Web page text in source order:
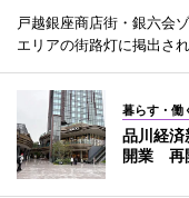
戸越銀座商店街・銀六会
エリアの街路灯に掲出され
暮らす・働
品川経済
開業 再